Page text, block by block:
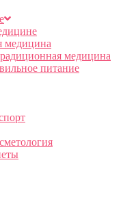
медицина
медицина
питание